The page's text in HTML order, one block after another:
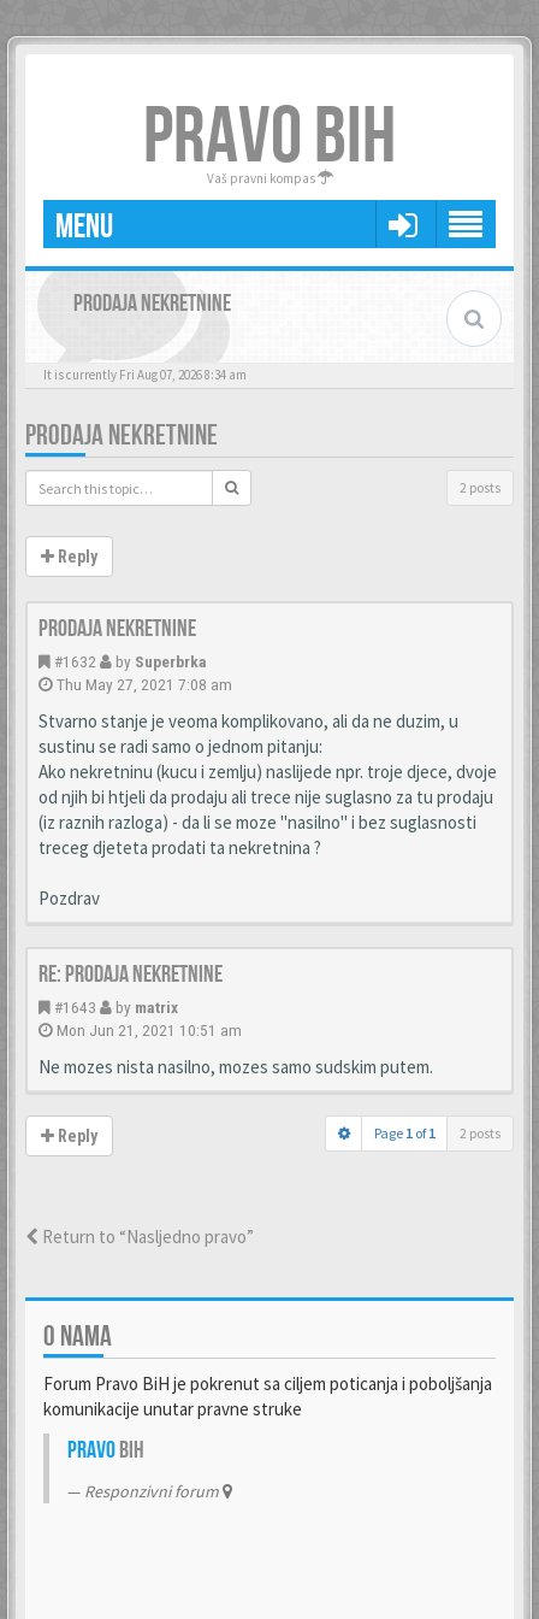
PRAVO BIH
Vaš pravni kompas
MENU
PRODAJA NEKRETNINE
It is currently Fri Aug 07, 2026 8:34 am
PRODAJA NEKRETNINE
2 posts
Reply
Prodaja nekretnine
#1632 by Superbrka
Thu May 27, 2021 7:08 am
Stvarno stanje je veoma komplikovano, ali da ne duzim, u
sustinu se radi samo o jednom pitanju:
Ako nekretninu (kucu i zemlju) naslijede npr. troje djece, dvoje
od njih bi htjeli da prodaju ali trece nije suglasno za tu prodaju
(iz raznih razloga) - da li se moze "nasilno" i bez suglasnosti
treceg djeteta prodati ta nekretnina ?
Pozdrav
Re: Prodaja nekretnine
#1643 by matrix
Mon Jun 21, 2021 10:51 am
Ne mozes nista nasilno, mozes samo sudskim putem.
Reply Page 1 of1 2 posts
Return to “Nasljedno pravo”
O NAMA
Forum Pravo BiH je pokrenut sa ciljem poticanja i poboljšanja
komunikacije unutar pravne struke
PravoBiH
Responzivni forum